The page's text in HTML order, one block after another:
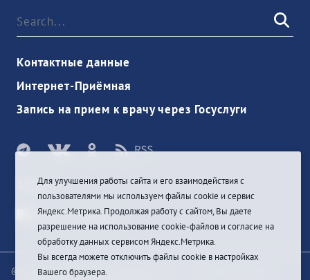
Контактные данные
Интернет-Приёмная
Запись на прием к врачу через Госуслуги
Sign In
© При цитировании информации с сайта ссылка на
Для улучшения работы сайта и его взаимодействия с
пользователями мы используем файлы cookie и сервис
Яндекс.Метрика. Продолжая работу с сайтом, Вы даете
разрешение на использование cookie-файлов и согласие на
обработку данных сервисом Яндекс.Метрика.
Вы всегда можете отключить файлы cookie в настройках
Вашего браузера.